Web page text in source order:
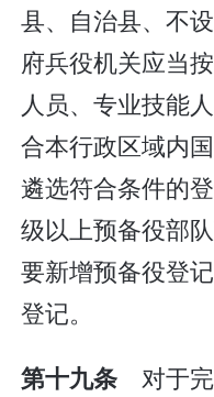
县、自治县、不
府兵役机关应当
人员、专业技能
合本行政区域内
遴选符合条件的
级以上预备役部
要新增预备役登
登记。
第十九条对于